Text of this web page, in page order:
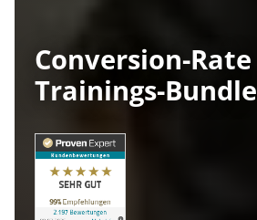
Conversion-Rate
Trainings-Bundle